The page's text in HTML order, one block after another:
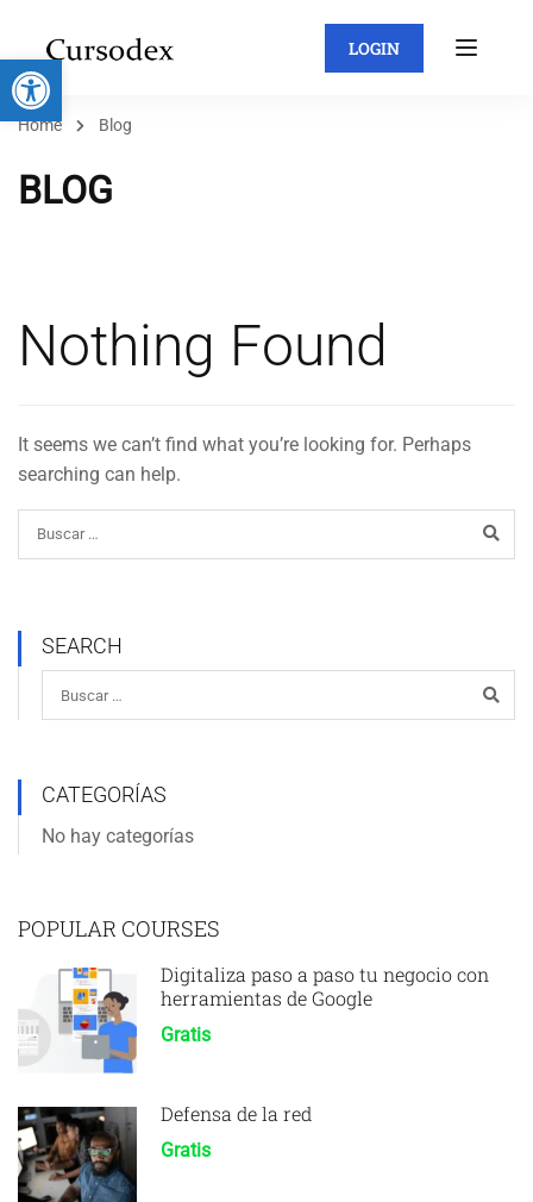
Abrir barra de herramientas LOGIN
Home Blog
BLOG
Nothing Found
It seems we can’t find what you’re looking for. Perhaps
searching can help.
SEARCH
CATEGORÍAS
No hay categorías
POPULAR COURSES
Digitaliza paso a paso tu negocio con
herramientas de Google
Gratis
Defensa de la red
Gratis